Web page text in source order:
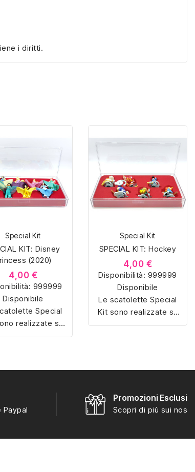
i diritti.
Special Kit
KIT: Disney
(2020)
4,00 €
999999
Disponibile
Special
realizzate su
con materiali di
rosso e
e pratiche per
e mostrare
Special Kit
SPECIAL KIT: Hockey
4,00 €
Disponibilità: 999999
Disponibile
Le scatolette Special
Kit sono realizzate su
misura con materiali di
offrono soluzioni
organizzare e mostrare
la tua collezione di
Promozioni
Scopri di più sui